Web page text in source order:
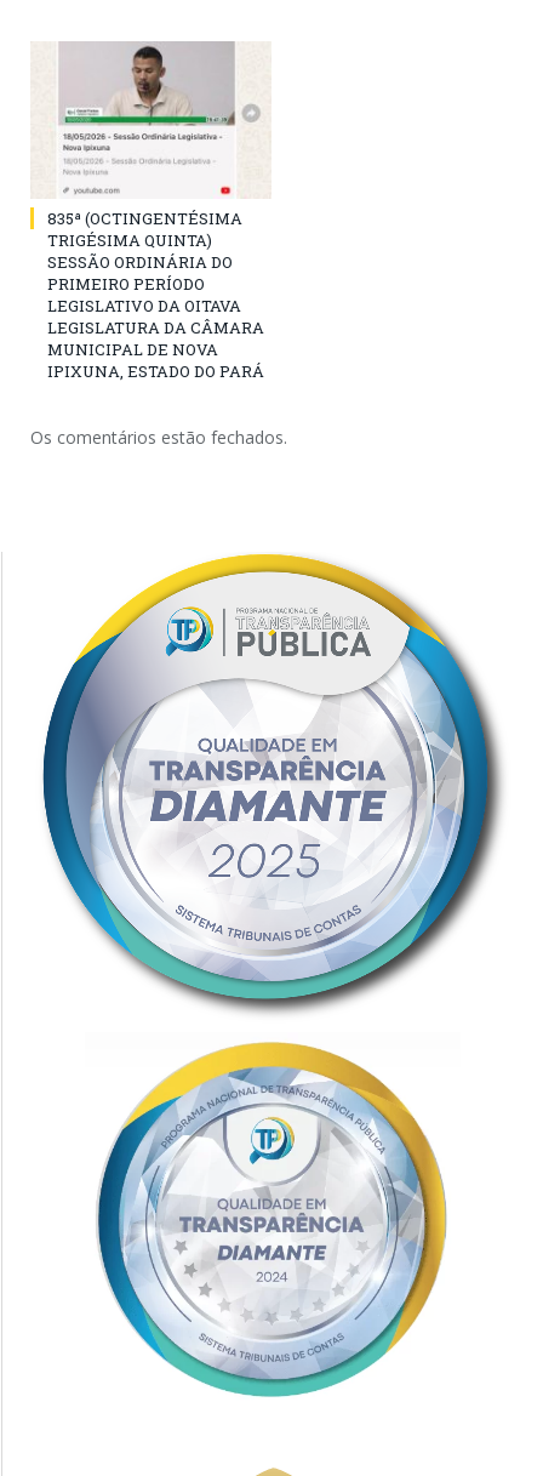
835ª (OCTINGENTÉSIMA
TRIGÉSIMA QUINTA)
SESSÃO ORDINÁRIA DO
PRIMEIRO PERÍODO
LEGISLATIVO DA OITAVA
LEGISLATURA DA CÂMARA
MUNICIPAL DE NOVA
IPIXUNA, ESTADO DO PARÁ
Os comentários estão fechados.